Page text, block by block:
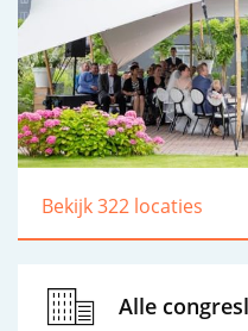
Bekijk 322 locaties
Alle